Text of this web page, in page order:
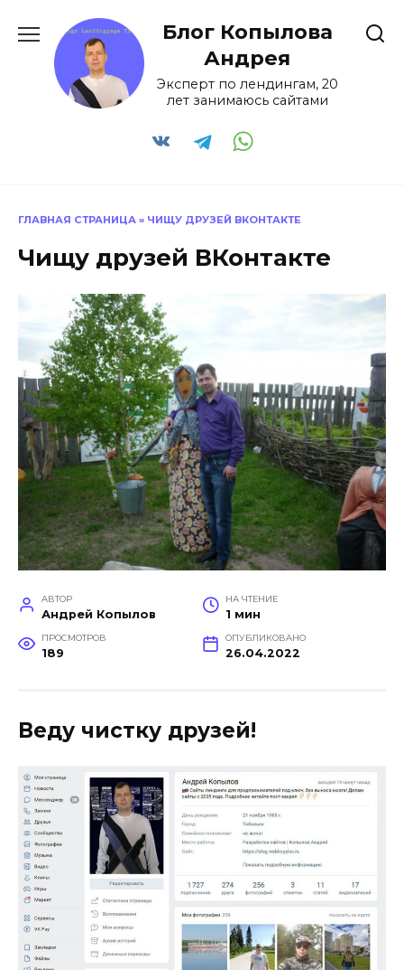
содержанию
Блог Копылова
Андрея
Эксперт по лендингам, 20
лет занимаюсь сайтами
ГЛАВНАЯ СТРАНИЦА » ЧИЩУ ДРУЗЕЙ ВКОНТАКТЕ
Чищу друзей ВКонтакте
АВТОР
Андрей Копылов
НА ЧТЕНИЕ
1 мин
ПРОСМОТРОВ
189
ОПУБЛИКОВАНО
26.04.2022
Веду чистку друзей!